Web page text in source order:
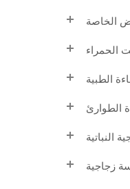
الخاصة
الحمراء
الطبية
الطوارئ
النباتية
زجاجية